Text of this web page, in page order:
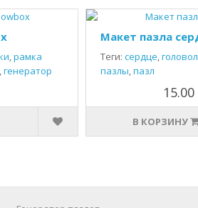
,рамка
генератор
Макет пазла
Теги: сердце,
пазлы,пазл
В КОРЗИНУ